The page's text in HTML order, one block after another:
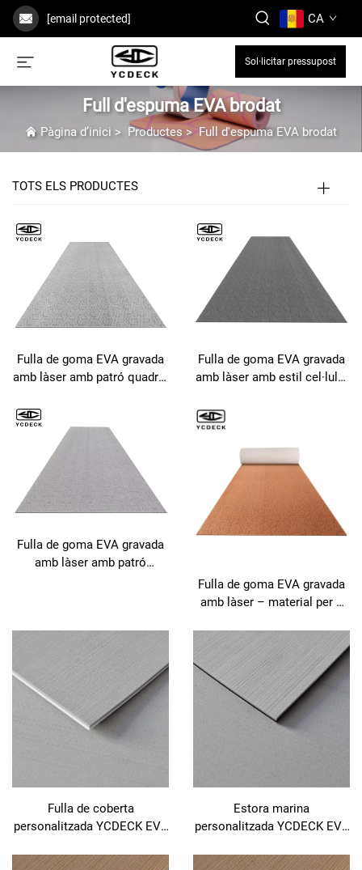
[email protected] CA
Sol·licitar pressupost
Full d'espuma EVA brodat
Pàgina d’inici > Productes >Full d'espuma EVA brodat
TOTS ELS PRODUCTES
Fulla de goma EVA gravada
amb làser amb patró quadrat
cobertes de iot CNC.
Fulla de goma EVA gravada
amb làser amb estil cel·lular
personalitzat per a cobertes
de iot, adequat per a tall
CNC
Fulla de goma EVA gravada
amb làser amb patró
Fulla de goma EVA gravada
amb làser – material per a
CNC
Fulla de coberta
personalitzada YCDECK EVA
esmaltada
Estora marina
personalitzada YCDECK EVA
esmaltada